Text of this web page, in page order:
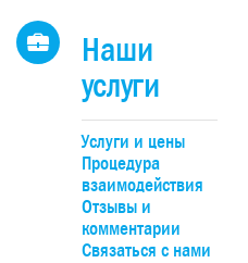
Наши
услуги
Услуги и цены
Процедура
взаимодействия
Отзывы и
комментарии
Связаться с нами